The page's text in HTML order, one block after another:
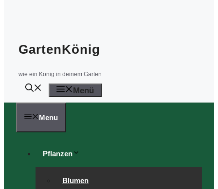
GartenKönig
wie ein König in deinem Garten
Menü
Menu
Pflanzen
Blumen